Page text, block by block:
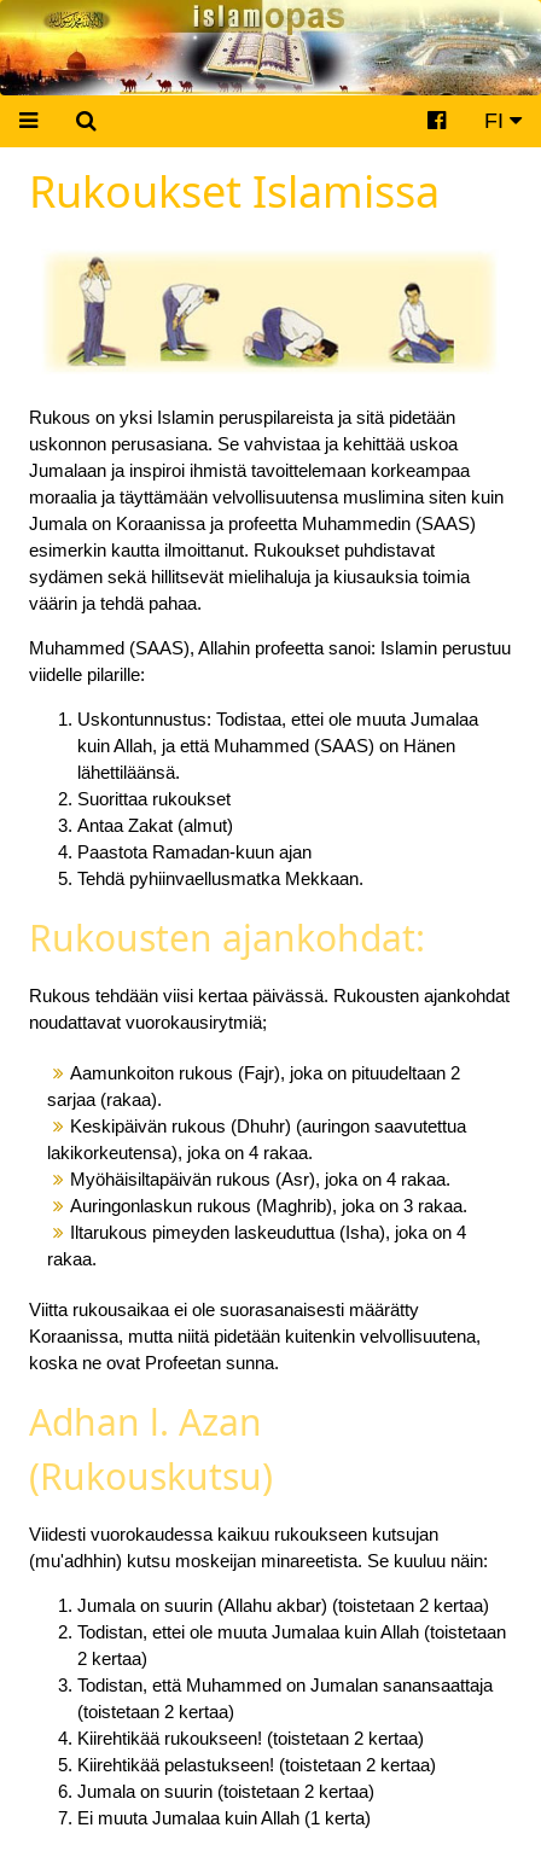
FI
Rukoukset Islamissa
Rukous on yksi Islamin peruspilareista ja sitä pidetään
uskonnon perusasiana. Se vahvistaa ja kehittää uskoa
Jumalaan ja inspiroi ihmistä tavoittelemaan korkeampaa
moraalia ja täyttämään velvollisuutensa muslimina siten kuin
Jumala on Koraanissa ja profeetta Muhammedin (SAAS)
esimerkin kautta ilmoittanut. Rukoukset puhdistavat
sydämen sekä hillitsevät mielihaluja ja kiusauksia toimia
väärin ja tehdä pahaa.
Muhammed (SAAS), Allahin profeetta sanoi: Islamin perustuu
viidelle pilarille:
Uskontunnustus: Todistaa, ettei ole muuta Jumalaa
kuin Allah, ja että Muhammed (SAAS) on Hänen
lähettiläänsä.
Suorittaa rukoukset
Antaa Zakat (almut)
Paastota Ramadan-kuun ajan
Tehdä pyhiinvaellusmatka Mekkaan.
Rukousten ajankohdat:
Rukous tehdään viisi kertaa päivässä. Rukousten ajankohdat
noudattavat vuorokausirytmiä;
Aamunkoiton rukous (Fajr), joka on pituudeltaan 2
sarjaa (rakaa).
Keskipäivän rukous (Dhuhr) (auringon saavutettua
lakikorkeutensa), joka on 4 rakaa.
Myöhäisiltapäivän rukous (Asr), joka on 4 rakaa.
Auringonlaskun rukous (Maghrib), joka on 3 rakaa.
Iltarukous pimeyden laskeuduttua (Isha), joka on 4
rakaa.
Viitta rukousaikaa ei ole suorasanaisesti määrätty
Koraanissa, mutta niitä pidetään kuitenkin velvollisuutena,
koska ne ovat Profeetan sunna.
Adhan l. Azan
(Rukouskutsu)
Viidesti vuorokaudessa kaikuu rukoukseen kutsujan
(mu'adhhin) kutsu moskeijan minareetista. Se kuuluu näin:
Jumala on suurin (Allahu akbar) (toistetaan 2 kertaa)
Todistan, ettei ole muuta Jumalaa kuin Allah (toistetaan
2 kertaa)
Todistan, että Muhammed on Jumalan sanansaattaja
(toistetaan 2 kertaa)
Kiirehtikää rukoukseen! (toistetaan 2 kertaa)
Kiirehtikää pelastukseen! (toistetaan 2 kertaa)
Jumala on suurin (toistetaan 2 kertaa)
Ei muuta Jumalaa kuin Allah (1 kerta)